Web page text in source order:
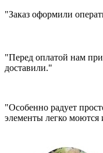
"Заказ оформили
"Перед оплатой нам
доставили."
"Особенно радует
элементы легко моются